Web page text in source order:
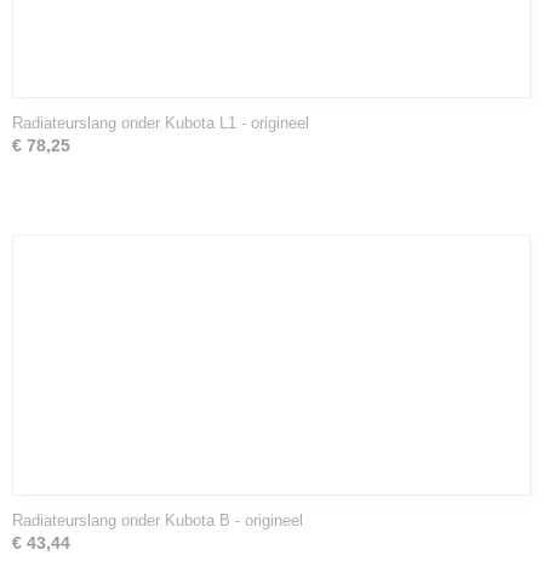
Radiateurslang onder Kubota L1 - origineel
€ 78,25
Radiateurslang onder Kubota B - origineel
€ 43,44